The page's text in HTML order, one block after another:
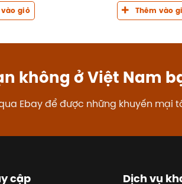
vào giỏ Thêm vào
không ở Việt Nam
Ebay để được những khuyến mại
cập Dịch vụ